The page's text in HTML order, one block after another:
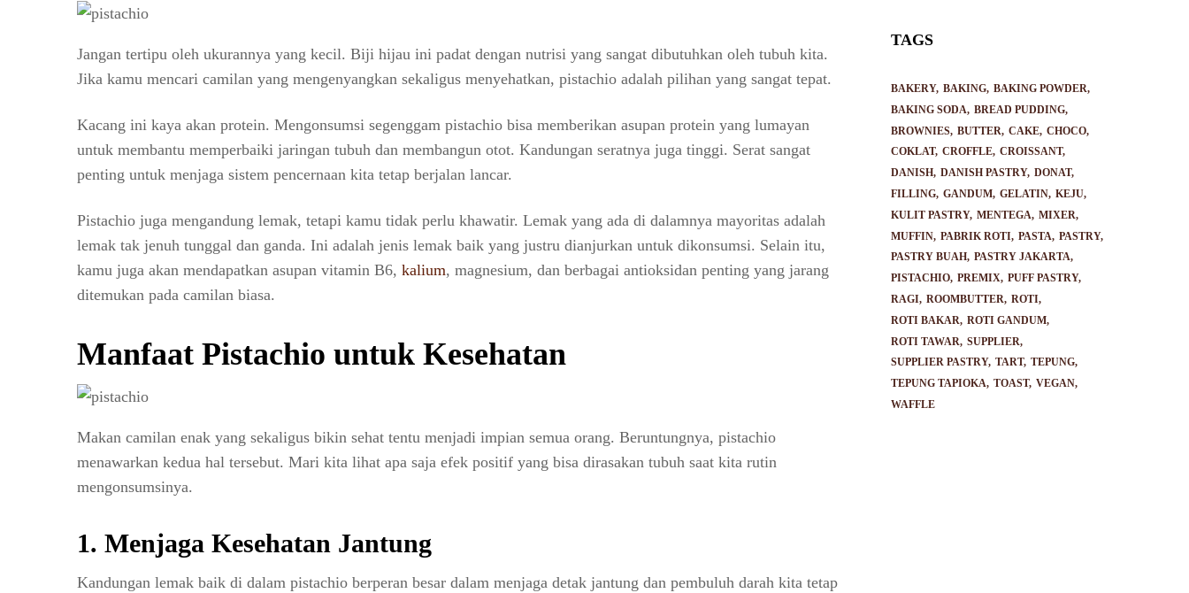
Jangan tertipu oleh ukurannya yang kecil. Biji hijau ini padat dengan nutrisi yang sangat dibutuhkan oleh tubuh kita.
Jika kamu mencari camilan yang mengenyangkan sekaligus menyehatkan, pistachio adalah pilihan yang sangat tepat.
Kacang ini kaya akan protein. Mengonsumsi segenggam pistachio bisa memberikan asupan protein yang lumayan
untuk membantu memperbaiki jaringan tubuh dan membangun otot. Kandungan seratnya juga tinggi. Serat sangat
penting untuk menjaga sistem pencernaan kita tetap berjalan lancar.
Pistachio juga mengandung lemak, tetapi kamu tidak perlu khawatir. Lemak yang ada di dalamnya mayoritas adalah
lemak tak jenuh tunggal dan ganda. Ini adalah jenis lemak baik yang justru dianjurkan untuk dikonsumsi. Selain itu,
kamu juga akan mendapatkan asupan vitamin B6, kalium, magnesium, dan berbagai antioksidan penting yang jarang
ditemukan pada camilan biasa.
Manfaat Pistachio untuk Kesehatan
Makan camilan enak yang sekaligus bikin sehat tentu menjadi impian semua orang. Beruntungnya, pistachio
menawarkan kedua hal tersebut. Mari kita lihat apa saja efek positif yang bisa dirasakan tubuh saat kita rutin
mengonsumsinya.
1. Menjaga Kesehatan Jantung
Kandungan lemak baik di dalam pistachio berperan besar dalam menjaga detak jantung dan pembuluh darah kita tetap
TAGS
BAKERY BAKING BAKING POWDER
BAKING SODA
BREAD PUDDING
BROWNIES BUTTER CAKE CHOCO
COKLAT CROFFLE CROISSANT
DANISH DANISH PASTRY DONAT
FILLING GANDUM GELATIN KEJU
KULIT PASTRY MENTEGA
MIXER
MUFFIN PABRIK ROTI PASTA
PASTRY
PASTRY BUAH PASTRY JAKARTA
PISTACHIO PREMIX PUFF PASTRY
RAGI ROOMBUTTER ROTI
ROTI BAKAR
ROTI GANDUM
ROTI TAWAR
SUPPLIER
SUPPLIER PASTRY TART TEPUNG
TEPUNG TAPIOKA TOAST VEGAN
WAFFLE